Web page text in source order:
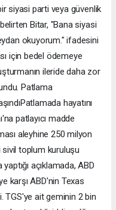
siyasi parti veya güvenlik
belirten Bitar, "Bana siyasi
okuyorum." ifadesini
için bedel ödemeye
ileride daha zor
Patlama
hayatını
patlayıcı madde
aleyhine 250 milyon
sivil toplum kuruluşu
açıklamada, ABD
karşı ABD'nin Texas
TGS'ye ait geminin 2 bin